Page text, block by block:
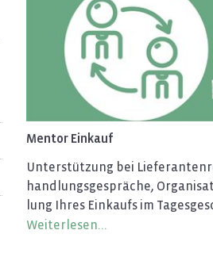
Men­tor Ein­kauf
Un­ter­stüt­zung bei
hand­lungs­ge­sprä­che,
lung Ihres Ein­kaufs im
Wei­ter­le­sen...